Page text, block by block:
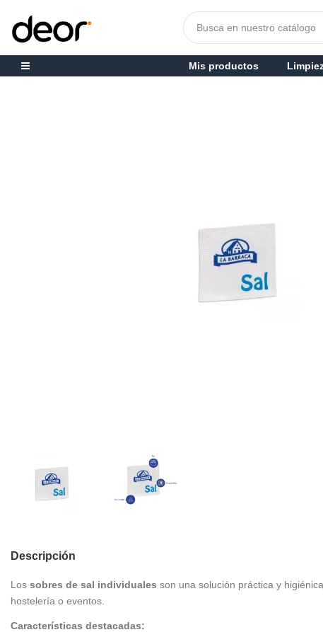
Mis productos
Descripción
Los sobres de sal individuales son una solución práctica y
hostelería o eventos.
Características destacadas: